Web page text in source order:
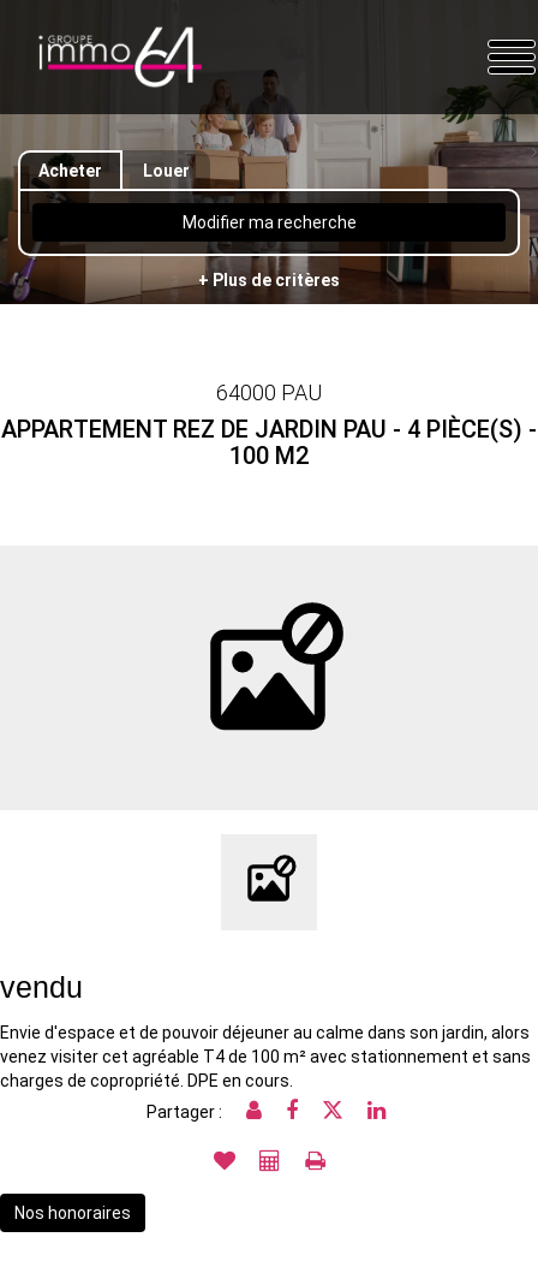
Acheter Louer
Modifier ma recherche
+ Plus de critères
64000 PAU
APPARTEMENT REZ DE JARDIN PAU - 4 PIÈCE(S) -
100 M2
vendu
Envie d'espace et de pouvoir déjeuner au calme dans son jardin, alors
venez visiter cet agréable T4 de 100 m² avec stationnement et sans
charges de copropriété. DPE en cours.
Partager :
Nos honoraires